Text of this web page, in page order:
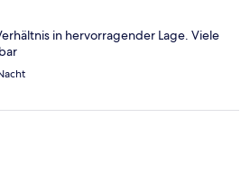
in hervorragender Lage. Viele